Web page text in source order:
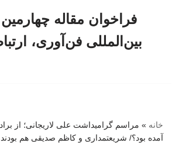
فراخوان مقاله
بین‌المللی فن‌آوری،
خانه » مراسم گرامیداشت علی لاریجانی؛ از
آمده بود؟/ شریعتمداری و کاظم صدیقی هم بودند